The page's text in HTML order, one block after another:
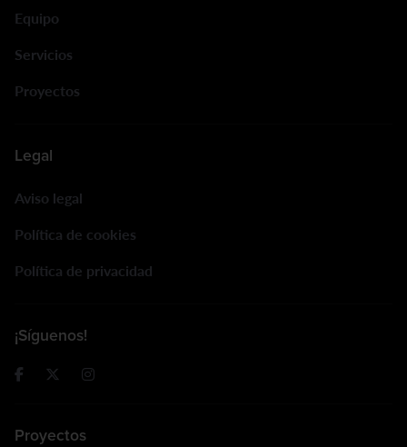
Quiénes somos
Servicios
Legal
Política de cookies
¡Síguenos!